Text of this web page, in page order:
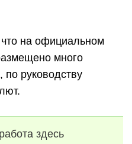
что на официальном
много
руководству
здесь